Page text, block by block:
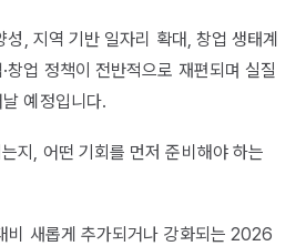
성, 지역 기반 일자리 확대, 창업 생태계
창업 정책이 전반적으로 재편되며 실질
예정입니다.
지, 어떤 기회를 먼저 준비해야 하는
비 새롭게 추가되거나 강화되는 2026